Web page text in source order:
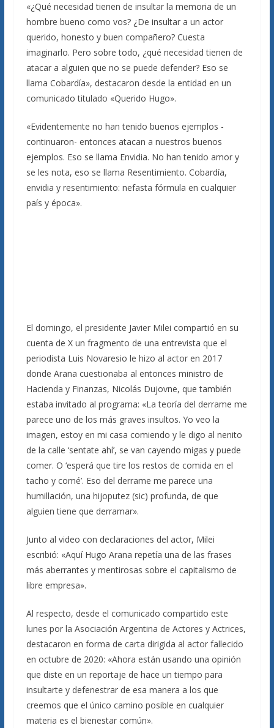
«¿Qué necesidad tienen de insultar la memoria de un
hombre bueno como vos? ¿De insultar a un actor
querido, honesto y buen compañero? Cuesta
imaginarlo. Pero sobre todo, ¿qué necesidad tienen de
atacar a alguien que no se puede defender? Eso se
llama Cobardía», destacaron desde la entidad en un
comunicado titulado «Querido Hugo».
«Evidentemente no han tenido buenos ejemplos -
continuaron- entonces atacan a nuestros buenos
ejemplos. Eso se llama Envidia. No han tenido amor y
se les nota, eso se llama Resentimiento. Cobardía,
envidia y resentimiento: nefasta fórmula en cualquier
país y época».
El domingo, el presidente Javier Milei compartió en su
cuenta de X un fragmento de una entrevista que el
periodista Luis Novaresio le hizo al actor en 2017
donde Arana cuestionaba al entonces ministro de
Hacienda y Finanzas, Nicolás Dujovne, que también
estaba invitado al programa: «La teoría del derrame me
parece uno de los más graves insultos. Yo veo la
imagen, estoy en mi casa comiendo y le digo al nenito
de la calle ‘sentate ahí’, se van cayendo migas y puede
comer. O ‘esperá que tire los restos de comida en el
tacho y comé’. Eso del derrame me parece una
humillación, una hijoputez (sic) profunda, de que
alguien tiene que derramar».
Junto al video con declaraciones del actor, Milei
escribió: «Aquí Hugo Arana repetía una de las frases
más aberrantes y mentirosas sobre el capitalismo de
libre empresa».
Al respecto, desde el comunicado compartido este
lunes por la Asociación Argentina de Actores y Actrices,
destacaron en forma de carta dirigida al actor fallecido
en octubre de 2020: «Ahora están usando una opinión
que diste en un reportaje de hace un tiempo para
insultarte y defenestrar de esa manera a los que
creemos que el único camino posible en cualquier
materia es el bienestar común».